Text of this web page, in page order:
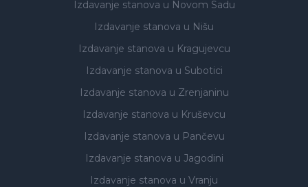
Izdavanje stanova u Novom Sadu
Izdavanje stanova u Nišu
Izdavanje stanova u Kragujevcu
Izdavanje stanova u Subotici
Izdavanje stanova u Zrenjaninu
Izdavanje stanova u Kruševcu
Izdavanje stanova u Pančevu
Izdavanje stanova u Jagodini
Izdavanje stanova u Vranju